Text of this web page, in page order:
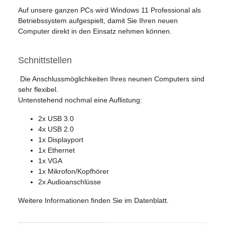
Auf unsere ganzen PCs wird Windows 11 Professional als
Betriebssystem aufgespielt, damit Sie Ihren neuen
Computer direkt in den Einsatz nehmen können.
Schnittstellen
Die Anschlussmöglichkeiten Ihres neunen Computers sind
sehr flexibel.
Untenstehend nochmal eine Auflistung:
2x USB 3.0
4x USB 2.0
1x Displayport
1x Ethernet
1x VGA
1x Mikrofon/Kopfhörer
2x Audioanschlüsse
Weitere Informationen finden Sie im Datenblatt.